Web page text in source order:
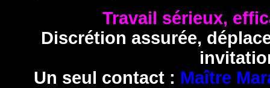
Travail sérieux,
Discrétion assurée,
Un seul contact : Maître